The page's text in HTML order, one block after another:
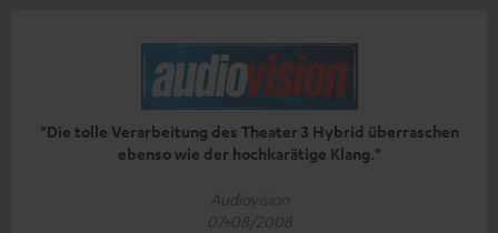
"Die tolle Verarbeitung des Theater 3 Hybrid überraschen
ebenso wie der hochkarätige Klang."
Audiovision
07+08/2008